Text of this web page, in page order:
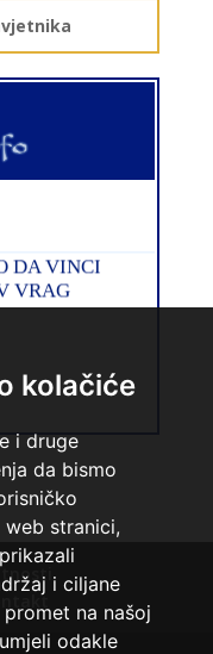
kolačiće
i druge
da bismo
stranici,
i ciljane
na našoj
odakle
poruke
min
min